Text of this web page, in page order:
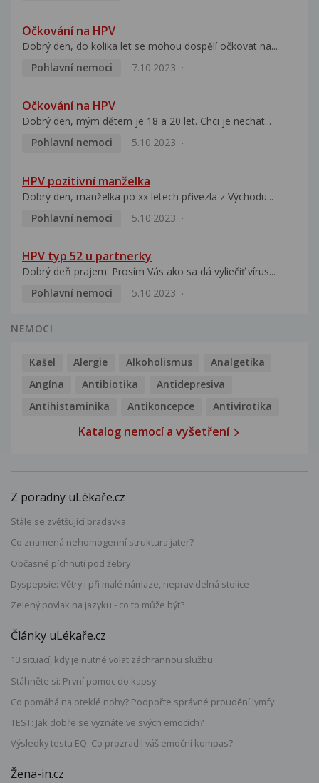
Očkování na HPV
Dobrý den, do kolika let se mohou dospělí očkovat na...
Pohlavní nemoci
7.10.2023
Očkování na HPV
Dobrý den, mým dětem je 18 a 20 let. Chci je nechat...
Pohlavní nemoci
5.10.2023
HPV pozitivní manželka
Dobrý den, manželka po xx letech přivezla z Východu...
Pohlavní nemoci
5.10.2023
HPV typ 52 u partnerky
Dobrý deň prajem. Prosím Vás ako sa dá vyliečiť vírus...
Pohlavní nemoci
5.10.2023
NEMOCI
Kašel Alergie Alkoholismus
Analgetika
Angína
Antibiotika
Antidepresiva
Antihistaminika
Antikoncepce Antivirotika
Katalog nemocí a vyšetření
Z poradny uLékaře.cz
Stále se zvětšující bradavka
Co znamená nehomogenní struktura jater?
Občasné píchnutí pod žebry
Dyspepsie: Větry i při malé námaze, nepravidelná stolice
Zelený povlak na jazyku - co to může být?
Články uLékaře.cz
13 situací, kdy je nutné volat záchrannou službu
Stáhněte si: První pomoc do kapsy
Co pomáhá na oteklé nohy? Podpořte správné proudění lymfy
TEST: Jak dobře se vyznáte ve svých emocích?
Výsledky testu EQ: Co prozradil váš emoční kompas?
Žena-in.cz